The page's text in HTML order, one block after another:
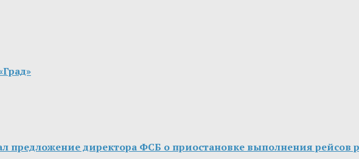
предложение директора ФСБ о приостановке выполнения рейсов